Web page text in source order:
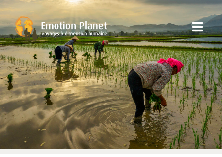
Passer
au
contenu
Nos Voyages
Emotion Planet
Vous